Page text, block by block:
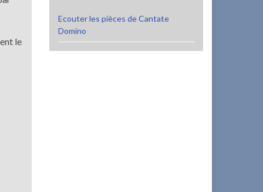
le
Ecouter les pièces de Cantate
Domino